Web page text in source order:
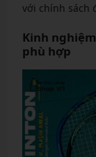
với chính sách
Kinh
phù hợp